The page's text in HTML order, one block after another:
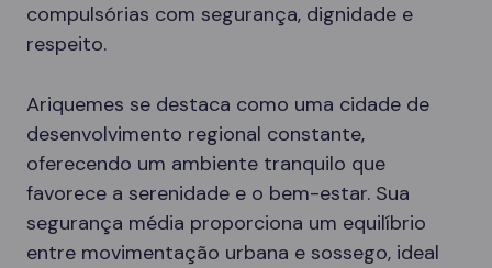
compulsórias com segurança, dignidade e
respeito.
Ariquemes se destaca como uma cidade de
desenvolvimento regional constante,
oferecendo um ambiente tranquilo que
favorece a serenidade e o bem-estar. Sua
segurança média proporciona um equilíbrio
entre movimentação urbana e sossego, ideal